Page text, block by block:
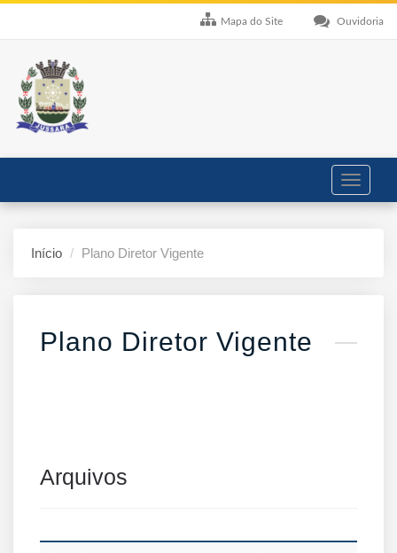
Ouvidoria
Mapa do Site
Toggle
Início Plano Diretor Vigente
Plano Diretor Vigente
Arquivos